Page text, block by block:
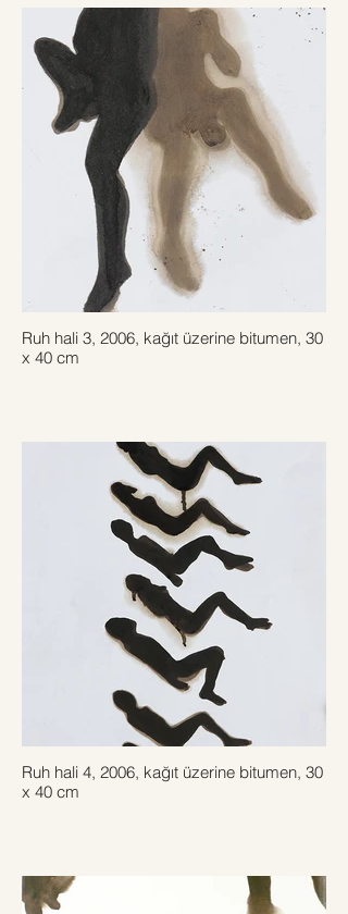
Ruh hali 3, 2006, kağıt üzerine bitumen, 30
x 40 cm
Ruh hali 4, 2006, kağıt üzerine bitumen, 30
x 40 cm